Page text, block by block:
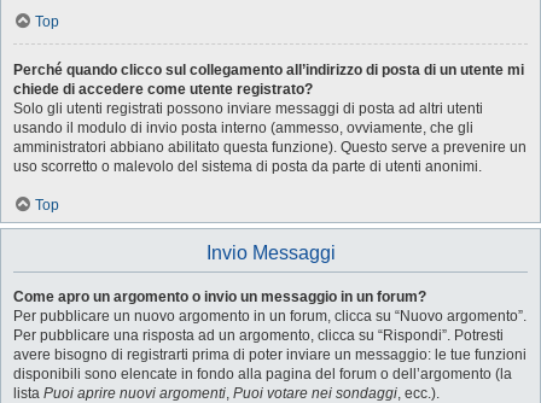
Top
Perché quando clicco sul collegamento all’indirizzo di posta di un utente mi
chiede di accedere come utente registrato?
Solo gli utenti registrati possono inviare messaggi di posta ad altri utenti
usando il modulo di invio posta interno (ammesso, ovviamente, che gli
amministratori abbiano abilitato questa funzione). Questo serve a prevenire un
uso scorretto o malevolo del sistema di posta da parte di utenti anonimi.
Top
Invio Messaggi
Come apro un argomento o invio un messaggio in un forum?
Per pubblicare un nuovo argomento in un forum, clicca su “Nuovo argomento”.
Per pubblicare una risposta ad un argomento, clicca su “Rispondi”. Potresti
avere bisogno di registrarti prima di poter inviare un messaggio: le tue funzioni
disponibili sono elencate in fondo alla pagina del forum o dell’argomento (la
lista Puoi aprire nuovi argomenti, Puoi votare nei sondaggi, ecc.).